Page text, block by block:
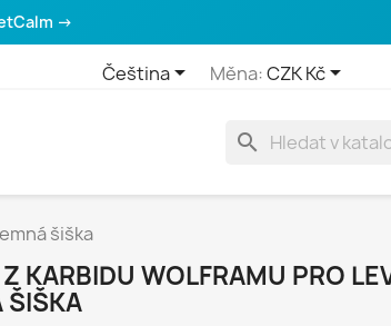
→
Čeština Měna:CZK Kč
search
šiška
KARBIDU WOLFRAMU PRO
ŠIŠKA